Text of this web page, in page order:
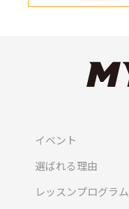
イベント
選ばれる理由
レッスンプログラム